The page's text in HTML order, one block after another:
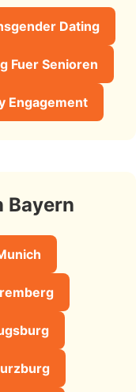
Dating
Fuer Senioren
Engagement
Bayern